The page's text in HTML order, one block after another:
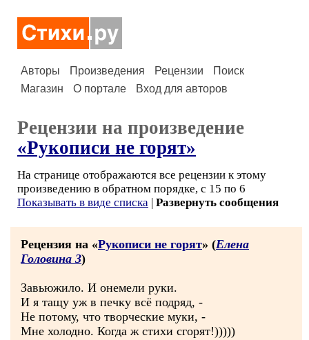
Авторы Произведения Рецензии
Поиск
Магазин
О портале Вход для авторов
Рецензии на произведение
«Рукописи не горят»
На странице отображаются все рецензии к этому
произведению в обратном порядке, с 15 по 6
Показывать в виде списка | Развернуть сообщения
Рецензия на «Рукописи не горят» (Елена
Головина 3)
Завьюжило. И онемели руки.
И я тащу уж в печку всё подряд, -
Не потому, что творческие муки, -
Мне холодно. Когда ж стихи сгорят!)))))